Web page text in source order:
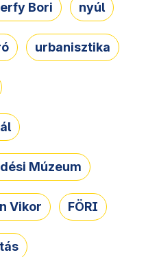
Bori nyúl
urbanisztika
Múzeum
Vikor FÖRI